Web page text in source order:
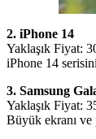
2. iPhone 14
Yaklaşık Fiyat:
iPhone 14
3. Samsung
Yaklaşık Fiyat:
Büyük ekranı